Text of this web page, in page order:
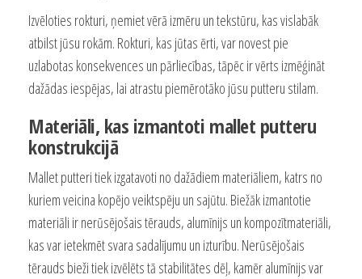
Izvēloties rokturi, ņemiet vērā izmēru un tekstūru, kas vislabāk
atbilst jūsu rokām. Rokturi, kas jūtas ērti, var novest pie
uzlabotas konsekvences un pārliecības, tāpēc ir vērts izmēģināt
dažādas iespējas, lai atrastu piemērotāko jūsu putteru stilam.
Materiāli, kas izmantoti mallet putteru
konstrukcijā
Mallet putteri tiek izgatavoti no dažādiem materiāliem, katrs no
kuriem veicina kopējo veiktspēju un sajūtu. Biežāk izmantotie
materiāli ir nerūsējošais tērauds, alumīnijs un kompozītmateriāli,
kas var ietekmēt svara sadalījumu un izturību. Nerūsējošais
tērauds bieži tiek izvēlēts tā stabilitātes dēļ, kamēr alumīnijs var